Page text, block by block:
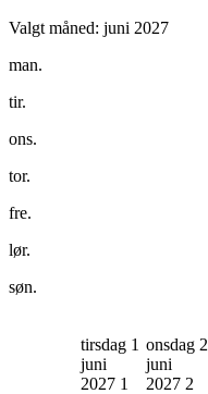
Valgt måned: juni 2027
man.
tir.
ons.
tor.
fre.
lør.
søn.
tirsdag 1
juni
2027 1
onsdag 2
juni
2027 2